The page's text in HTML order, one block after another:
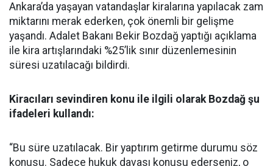
Ankara’da yaşayan vatandaşlar kiralarına yapılacak zam
miktarını merak ederken, çok önemli bir gelişme
yaşandı. Adalet Bakanı Bekir Bozdağ yaptığı açıklama
ile kira artışlarındaki %25’lik sınır düzenlemesinin
süresi uzatılacağı bildirdi.
Kiracıları sevindiren konu ile ilgili olarak Bozdağ şu
ifadeleri kullandı:
“Bu süre uzatılacak. Bir yaptırım getirme durumu söz
konusu. Sadece hukuk davası konusu ederseniz, o